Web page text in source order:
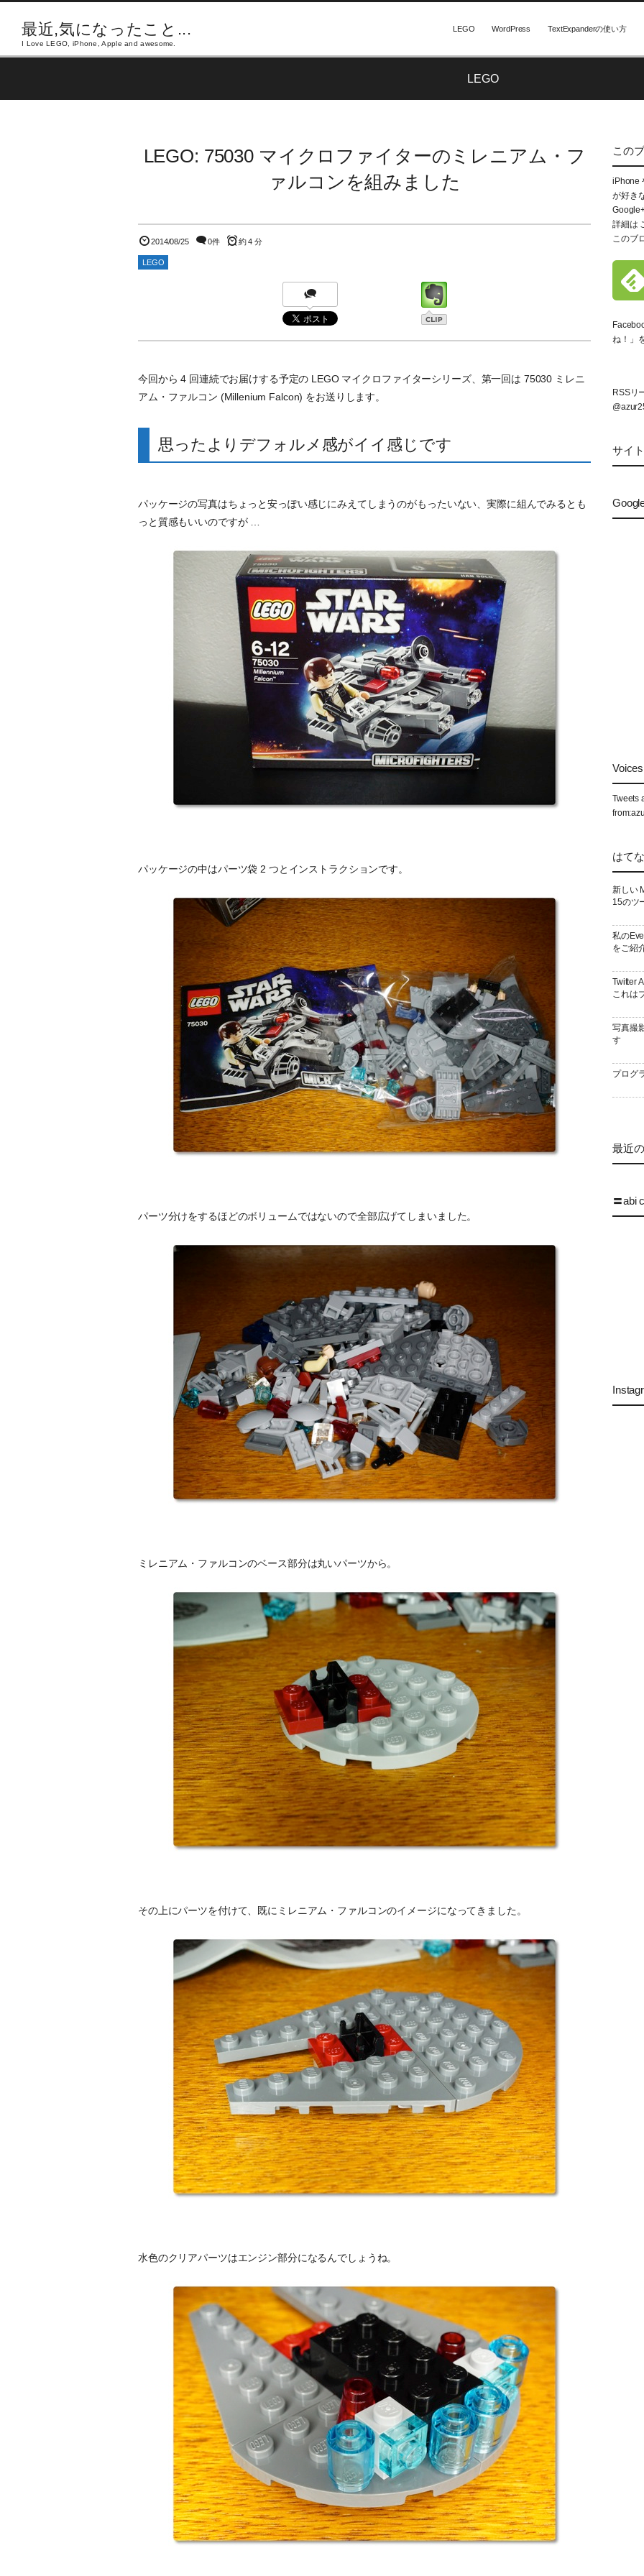
最近,気になったこと...
I Love LEGO, iPhone, Apple and awesome.
LEGO WordPress TextExpanderの使い方
LEGO
LEGO: 75030 マイクロファイターのミレニアム・フ
ァルコンを組みました
2014/08/25 0件 約 4 分
LEGO
今回から 4 回連続でお届けする予定の LEGO マイクロファイターシリーズ、第一回は 75030 ミレニ
アム・ファルコン (Millenium Falcon) をお送りします。
思ったよりデフォルメ感がイイ感じです
パッケージの写真はちょっと安っぽい感じにみえてしまうのがもったいない、実際に組んでみるとも
っと質感もいいのですが …
パッケージの中はパーツ袋 2 つとインストラクションです。
パーツ分けをするほどのボリュームではないので全部広げてしまいました。
ミレニアム・ファルコンのベース部分は丸いパーツから。
その上にパーツを付けて、既にミレニアム・ファルコンのイメージになってきました。
水色のクリアパーツはエンジン部分になるんでしょうね。
この
iPhone
が好き
詳細は
このブ
ね！」
RSSリ
サイ
Tweets
はて
新しい
15のツ
私の
をご紹
Twitter
これは
写真撮
す
プログ
最近
〓abi